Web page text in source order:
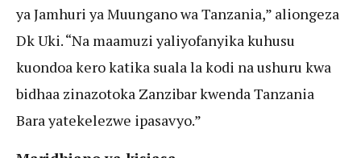
ya Jamhuri ya Muungano wa Tanzania,” aliongeza
Dk Uki. “Na maamuzi yaliyofanyika kuhusu
kuondoa kero katika suala la kodi na ushuru kwa
bidhaa zinazotoka Zanzibar kwenda Tanzania
Bara yatekelezwe ipasavyo.”